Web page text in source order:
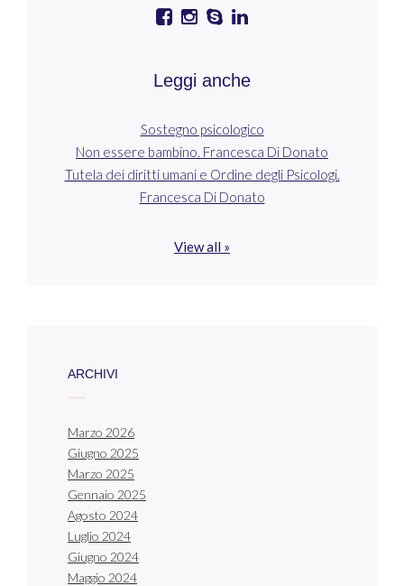
Leggi anche
Sostegno psicologico
Non essere bambino. Francesca Di Donato
Tutela dei diritti umani e Ordine degli Psicologi.
Francesca Di Donato
View all »
ARCHIVI
Marzo 2026
Giugno 2025
Marzo 2025
Gennaio 2025
Agosto 2024
Luglio 2024
Giugno 2024
Maggio 2024